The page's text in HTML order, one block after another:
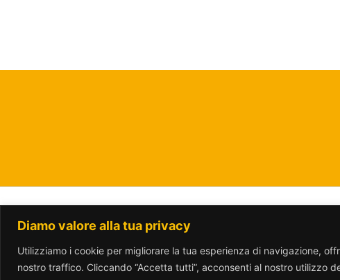
Diamo valore alla tua privacy
Utilizziamo i cookie per migliorare la tua esperienza di navigazione,
nostro traffico. Cliccando “Accetta tutti”, acconsenti al nostro utilizzo
www.parcotrotter.org è rilasciata sotto licenza